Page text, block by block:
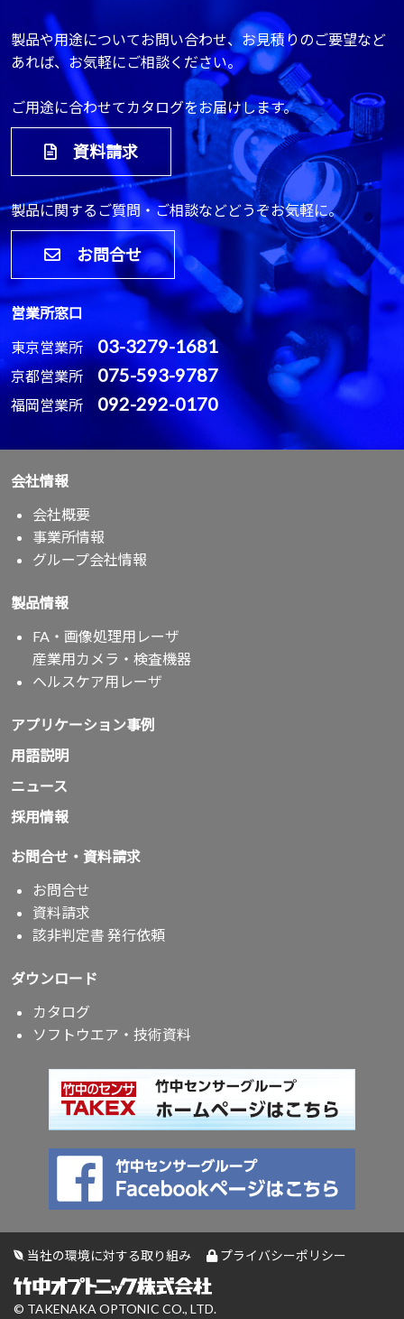
製品や用途についてお問い合わせ、お見積りのご要望など
あれば、お気軽にご相談ください。
ご用途に合わせてカタログをお届けします。
資料請求
製品に関するご質問・ご相談などどうぞお気軽に。
お問合せ
営業所窓口
東京営業所03-3279-1681
京都営業所 075-593-9787
福岡営業所 092-292-0170
会社情報
会社概要
事業所情報
グループ会社情報
製品情報
FA・画像処理用レーザ
産業用カメラ・検査機器
ヘルスケア用レーザ
アプリケーション事例
用語説明
ニュース
採用情報
お問合せ・資料請求
お問合せ
資料請求
該非判定書 発行依頼
ダウンロード
カタログ
ソフトウエア・技術資料
当社の環境に対する取り組み プライバシーポリシー
© TAKENAKA OPTONIC CO., LTD.